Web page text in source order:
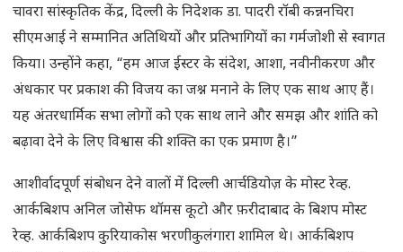
चावरा सांस्कृतिक केंद्र, दिल्ली के निदेशक डा. पादरी रॉबी कन्ननचिरा
सीएमआई ने सम्मानित अतिथियों और प्रतिभागियों का गर्मजोशी से स्वागत
किया। उन्होंने कहा, “हम आज ईस्टर के संदेश, आशा, नवीनीकरण और
अंधकार पर प्रकाश की विजय का जश्न मनाने के लिए एक साथ आए हैं।
यह अंतरधार्मिक सभा लोगों को एक साथ लाने और समझ और शांति को
बढ़ावा देने के लिए विश्वास की शक्ति का एक प्रमाण है।”
आशीर्वादपूर्ण संबोधन देने वालों में दिल्ली आर्चडियोज़ के मोस्ट रेव्ह.
आर्कबिशप अनिल जोसेफ थॉमस कूटो और फ़रीदाबाद के बिशप मोस्ट
रेव्ह. आर्कबिशप कुरियाकोस भरणीकुलंगारा शामिल थे। आर्कबिशप